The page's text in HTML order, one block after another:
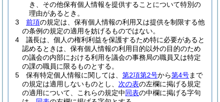
き、その他保有個人情報を提供することについて特別の
理由があるとき。
3
前項の規定は、保有個人情報の利用又は提供を制限する他
の条例の規定の適用を妨げるものではない。
4
議長は、個人の権利利益を保護するため特に必要があると
認めるときは、保有個人情報の利用目的以外の目的のため
の議会の内部における利用を議会の事務局の職員又は特定
の課の職員に限るものとする。
5
保有特定個人情報に関しては、 第2項第2号から第4号まで
の規定は適用しないものとし、 次の表の左欄に掲げる規定
の適用について、これらの規定中同表の中欄に掲げる字句